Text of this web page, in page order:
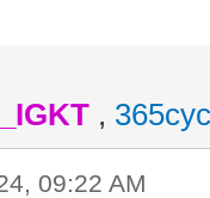
,
09:22 AM